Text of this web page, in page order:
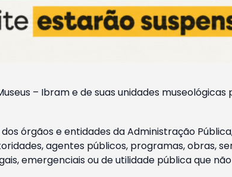
– Ibram e de suas unidades
órgãos e entidades da Administração
agentes públicos, programas, obras,
emergenciais ou de utilidade pública que